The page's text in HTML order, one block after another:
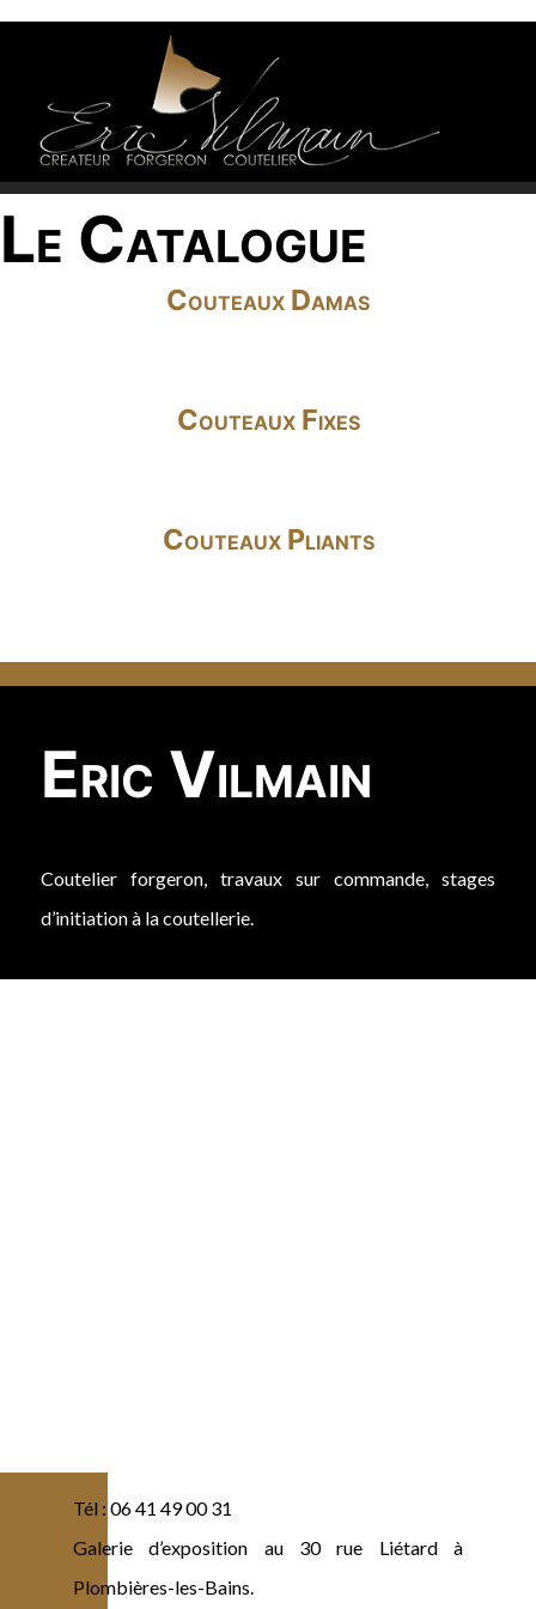
Le Catalogue
Couteaux Damas
Couteaux Fixes
Couteaux Pliants
Eric Vilmain
Coutelier forgeron, travaux sur commande, stages
d’initiation à la coutellerie.
Tél : 06 41 49 00 31
Galerie d’exposition au 30 rue Liétard à
Plombières-les-Bains.